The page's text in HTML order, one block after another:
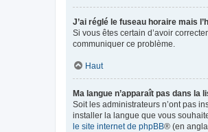
J’ai réglé le fuseau horaire mais
Si vous êtes certain d’avoir
communiquer ce problème.
Haut
Ma langue n’apparaît pas dans la
Soit les administrateurs n’ont pas
installer la langue que vous
le site internet de phpBB® (en